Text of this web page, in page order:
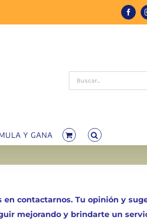
Buscar:
Y GANA
contactarnos. Tu opinión y
mejorando y brindarte un